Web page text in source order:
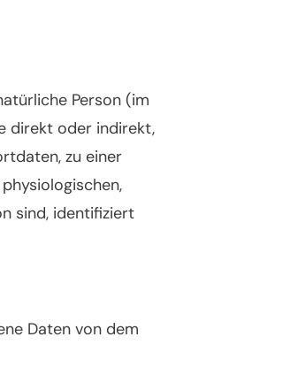
Person (im
direkt oder indirekt,
zu einer
sind, identifiziert
Daten von dem